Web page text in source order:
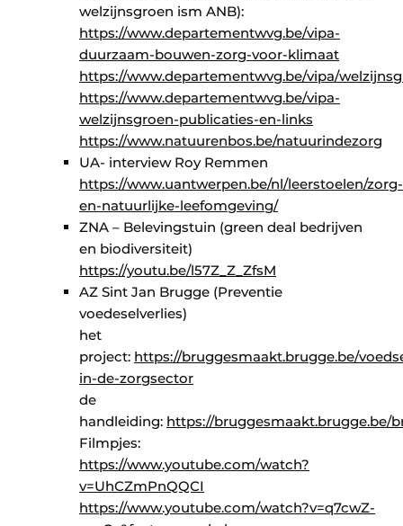
welzijnsgroen ism ANB):
https://www.departementwvg.be/vipa-
duurzaam-bouwen-zorg-voor-klimaat
https://www.departementwvg.be/vipa/
https://www.departementwvg.be/vipa-
welzijnsgroen-publicaties-en-links
https://www.natuurenbos.be/natuurindezorg
UA- interview Roy Remmen
https://www.uantwerpen.be/nl/leerstoelen/zorg-
en-natuurlijke-leefomgeving/
ZNA – Belevingstuin (green deal bedrijven
en biodiversiteit)
https://youtu.be/l57Z_Z_ZfsM
AZ Sint Jan Brugge (Preventie
voedeselverlies)
het
project: https://bruggesmaakt.brugge.be/
in-de-zorgsector
de
handleiding: https://bruggesmaakt.brugge.be/
Filmpjes:
https://www.youtube.com/watch?
v=UhCZmPnQQCI
https://www.youtube.com/watch?v=q7cwZ-